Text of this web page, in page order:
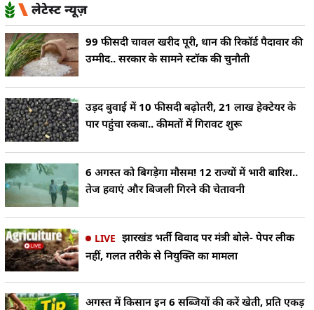
लेटेस्ट न्यूज़
99 फीसदी चावल खरीद पूरी, धान की रिकॉर्ड पैदावार की
उम्मीद.. सरकार के सामने स्टॉक की चुनौती
उड़द बुवाई में 10 फीसदी बढ़ोतरी, 21 लाख हेक्टेयर के
पार पहुंचा रकबा.. कीमतों में गिरावट शुरू
6 अगस्त को बिगड़ेगा मौसम! 12 राज्यों में भारी बारिश..
तेज हवाएं और बिजली गिरने की चेतावनी
LIVE झारखंड भर्ती विवाद पर मंत्री बोले- पेपर लीक
नहीं, गलत तरीके से नियुक्ति का मामला
अगस्त में किसान इन 6 सब्जियों की करें खेती, प्रति एकड़